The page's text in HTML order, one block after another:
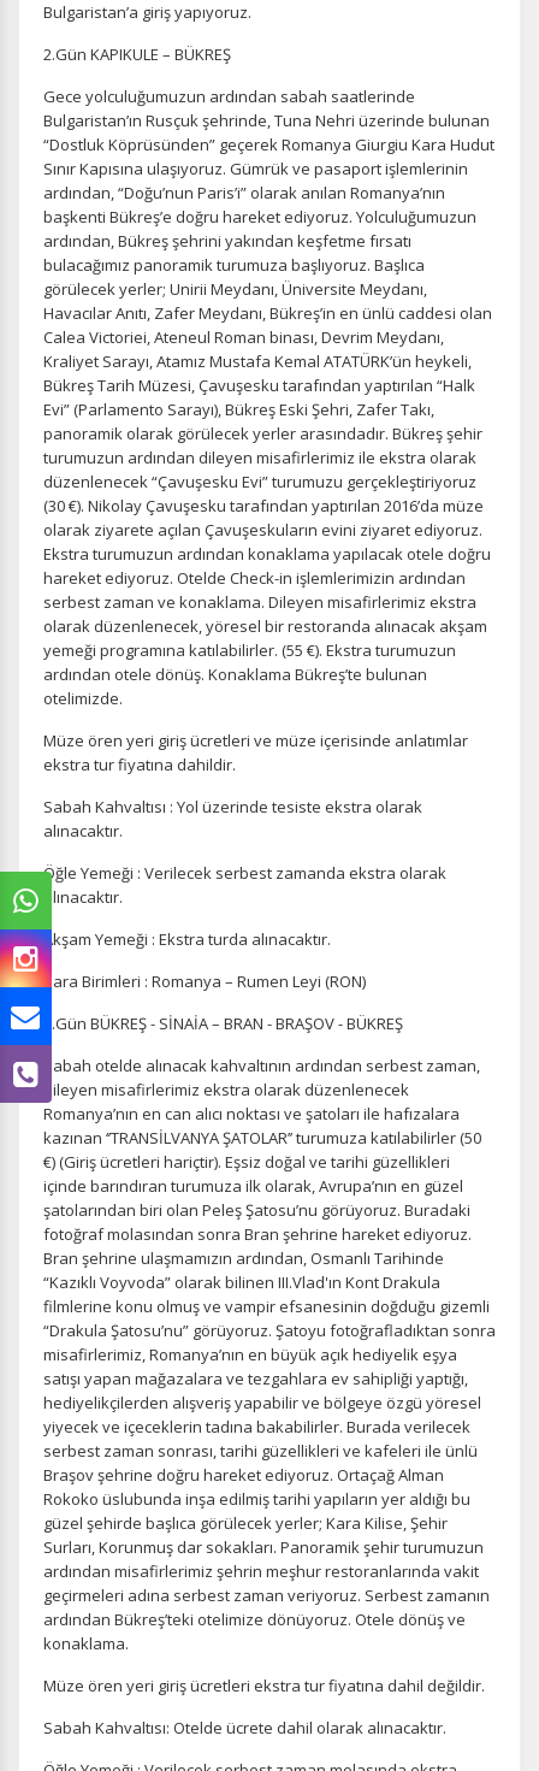
ÇEREZ KULLANIM AYARLARINIZ
Çerez tercihlerinizibelirleyin.
Daha fazla bilgi için KVKK bilgilendirmemizi,çerez kullanımve
gizlilik koşullarını inceleyebilirsiniz.
Zorunlu Çerezler HER ZAMAN AKTIF
Oturum yönetimi, güvenlik ve temel site işlevleri için
gereklidir. Bu çerezler olmadan site düzgün çalışmaz ve
devre dışı bırakılamaz.
Bulgaristan’a giriş yapıyoruz.
2.Gün KAPIKULE – BÜKREŞ
Gece yolculuğumuzun ardından sabah saatlerinde
Bulgaristan’ın Rusçuk şehrinde, Tuna Nehri üzerinde bulunan
“Dostluk Köprüsünden” geçerek Romanya Giurgiu Kara Hudut
Sınır Kapısına ulaşıyoruz. Gümrük ve pasaport işlemlerinin
ardından, “Doğu’nun Paris’i” olarak anılan Romanya’nın
başkenti Bükreş’e doğru hareket ediyoruz. Yolculuğumuzun
ardından, Bükreş şehrini yakından keşfetme fırsatı
bulacağımız panoramik turumuza başlıyoruz. Başlıca
görülecek yerler; Unirii Meydanı, Üniversite Meydanı,
Havacılar Anıtı, Zafer Meydanı, Bükreş’in en ünlü caddesi olan
Calea Victoriei, Ateneul Roman binası, Devrim Meydanı,
Kraliyet Sarayı, Atamız Mustafa Kemal ATATÜRK’ün heykeli,
Bükreş Tarih Müzesi, Çavuşesku tarafından yaptırılan “Halk
Evi” (Parlamento Sarayı), Bükreş Eski Şehri, Zafer Takı,
panoramik olarak görülecek yerler arasındadır. Bükreş şehir
turumuzun ardından dileyen misafirlerimiz ile ekstra olarak
düzenlenecek “Çavuşesku Evi” turumuzu gerçekleştiriyoruz
(30 €). Nikolay Çavuşesku tarafından yaptırılan 2016’da müze
olarak ziyarete açılan Çavuşeskuların evini ziyaret ediyoruz.
Ekstra turumuzun ardından konaklama yapılacak otele doğru
hareket ediyoruz. Otelde Check-in işlemlerimizin ardından
serbest zaman ve konaklama. Dileyen misafirlerimiz ekstra
olarak düzenlenecek, yöresel bir restoranda alınacak akşam
yemeği programına katılabilirler. (55 €). Ekstra turumuzun
ardından otele dönüş. Konaklama Bükreş’te bulunan
otelimizde.
Müze ören yeri giriş ücretleri ve müze içerisinde anlatımlar
ekstra tur fiyatına dahildir.
Sabah Kahvaltısı : Yol üzerinde tesiste ekstra olarak
alınacaktır.
Öğle Yemeği : Verilecek serbest zamanda ekstra olarak
alınacaktır.
Akşam Yemeği : Ekstra turda alınacaktır.
Para Birimleri : Romanya – Rumen Leyi (RON)
3.Gün BÜKREŞ - SİNAİA – BRAN - BRAŞOV - BÜKREŞ
Sabah otelde alınacak kahvaltının ardından serbest zaman,
dileyen misafirlerimiz ekstra olarak düzenlenecek
Romanya’nın en can alıcı noktası ve şatoları ile hafızalara
kazınan ‘’TRANSİLVANYA ŞATOLAR’’ turumuza katılabilirler (50
€) (Giriş ücretleri hariçtir). Eşsiz doğal ve tarihi güzellikleri
içinde barındıran turumuza ilk olarak, Avrupa’nın en güzel
şatolarından biri olan Peleş Şatosu’nu görüyoruz. Buradaki
fotoğraf molasından sonra Bran şehrine hareket ediyoruz.
Bran şehrine ulaşmamızın ardından, Osmanlı Tarihinde
“Kazıklı Voyvoda” olarak bilinen III.Vlad'ın Kont Drakula
filmlerine konu olmuş ve vampir efsanesinin doğduğu gizemli
“Drakula Şatosu’nu” görüyoruz. Şatoyu fotoğrafladıktan sonra
misafirlerimiz, Romanya’nın en büyük açık hediyelik eşya
satışı yapan mağazalara ve tezgahlara ev sahipliği yaptığı,
hediyelikçilerden alışveriş yapabilir ve bölgeye özgü yöresel
yiyecek ve içeceklerin tadına bakabilirler. Burada verilecek
serbest zaman sonrası, tarihi güzellikleri ve kafeleri ile ünlü
Braşov şehrine doğru hareket ediyoruz. Ortaçağ Alman
Rokoko üslubunda inşa edilmiş tarihi yapıların yer aldığı bu
güzel şehirde başlıca görülecek yerler; Kara Kilise, Şehir
Surları, Korunmuş dar sokakları. Panoramik şehir turumuzun
ardından misafirlerimiz şehrin meşhur restoranlarında vakit
geçirmeleri adına serbest zaman veriyoruz. Serbest zamanın
ardından Bükreş’teki otelimize dönüyoruz. Otele dönüş ve
konaklama.
Müze ören yeri giriş ücretleri ekstra tur fiyatına dahil değildir.
Sabah Kahvaltısı: Otelde ücrete dahil olarak alınacaktır.